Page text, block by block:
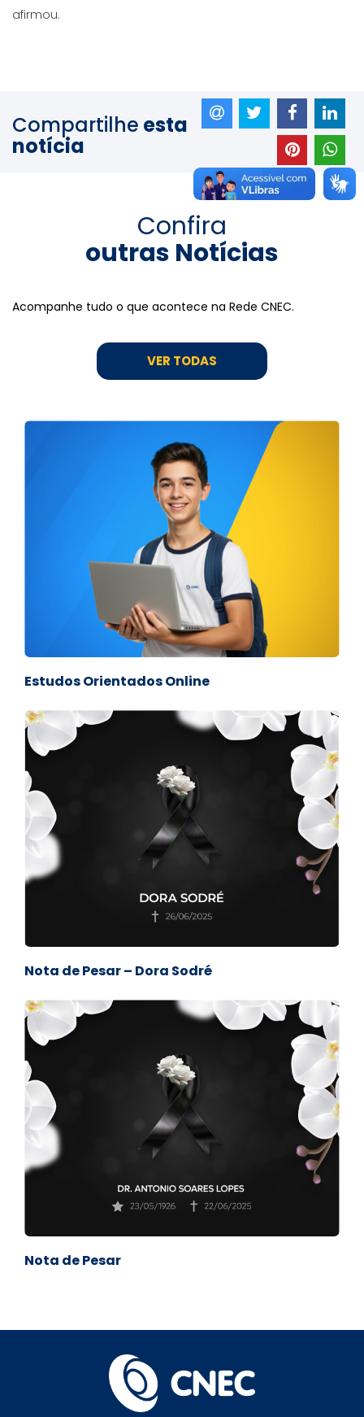
afirmou.
Compartilhe esta
notícia
Confira
outras Notícias
Acompanhe tudo o que acontece na Rede CNEC.
VER TODAS
Estudos Orientados Online
Nota de Pesar – Dora Sodré
Nota de Pesar